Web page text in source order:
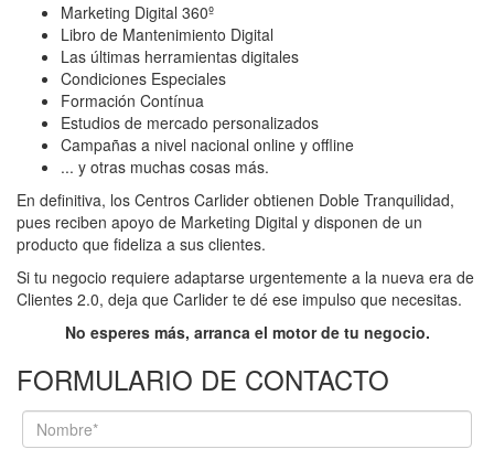
Marketing Digital 360º
Libro de Mantenimiento Digital
Las últimas herramientas digitales
Condiciones Especiales
Formación Contínua
Estudios de mercado personalizados
Campañas a nivel nacional online y offline
... y otras muchas cosas más.
En definitiva, los Centros Carlider obtienen Doble Tranquilidad,
pues reciben apoyo de Marketing Digital y disponen de un
producto que fideliza a sus clientes.
Si tu negocio requiere adaptarse urgentemente a la nueva era de
Clientes 2.0, deja que Carlider te dé ese impulso que necesitas.
No esperes más, arranca el motor de tu negocio.
FORMULARIO DE CONTACTO